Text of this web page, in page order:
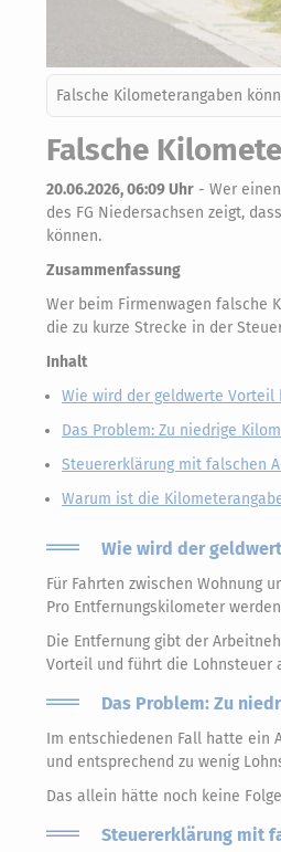
Falsche Kilometerangaben
Falsche
20.06.2026, 06:09 Uhr - Wer
des FG Niedersachsen zeigt,
können.
Zusammenfassung
Wer beim Firmenwagen falsche
die zu kurze Strecke in der
Inhalt
Wie wird der geldwerte Vorteil
Das Problem: Zu niedrige
Steuererklärung mit falschen
Warum ist die
Wie wird der
Für Fahrten zwischen
Pro Entfernungskilometer
Die Entfernung gibt der
Vorteil und führt die Lohnsteuer
Das Problem: Zu
Im entschiedenen Fall hatte ein
und entsprechend zu wenig
Das allein hätte noch keine
Steuererklärung mit